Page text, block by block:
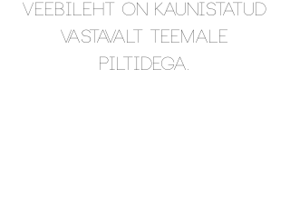
veebileht on kaunistatud
vastavalt teemale
piltidega.